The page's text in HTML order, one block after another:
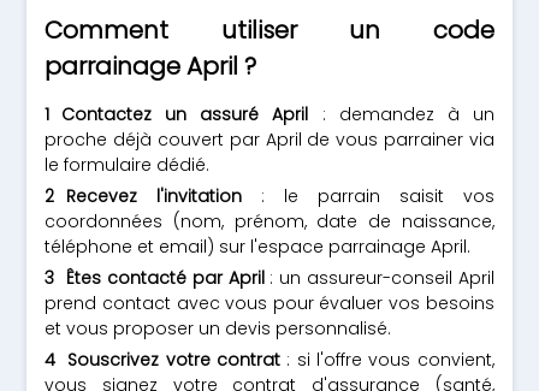
Comment utiliser un code
parrainage April ?
Contactez un assuré April : demandez à un
proche déjà couvert par April de vous parrainer via
le formulaire dédié.
Recevez l'invitation : le parrain saisit vos
coordonnées (nom, prénom, date de naissance,
téléphone et email) sur l'espace parrainage April.
Êtes contacté par April: un assureur-conseil April
prend contact avec vous pour évaluer vos besoins
et vous proposer un devis personnalisé.
Souscrivez votre contrat : si l'offre vous convient,
vous signez votre contrat d'assurance (santé,